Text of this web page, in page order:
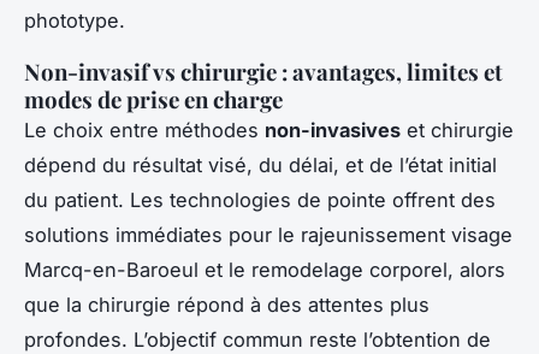
phototype.
Non-invasif vs chirurgie : avantages, limites et
modes de prise en charge
Le choix entre méthodes non-invasives et chirurgie
dépend du résultat visé, du délai, et de l’état initial
du patient. Les technologies de pointe offrent des
solutions immédiates pour le rajeunissement visage
Marcq-en-Baroeul et le remodelage corporel, alors
que la chirurgie répond à des attentes plus
profondes. L’objectif commun reste l’obtention de